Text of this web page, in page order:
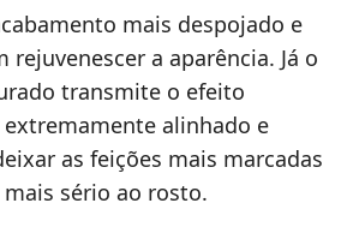
mais despojado e
a aparência. Já o
transmite o efeito
alinhado e
as feições mais marcadas
sério ao rosto.